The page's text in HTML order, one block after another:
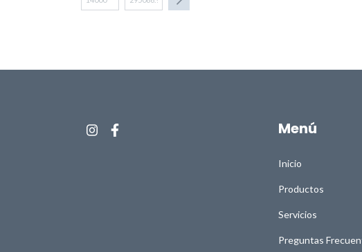
Menú
Inicio
Productos
Servicios
Preguntas